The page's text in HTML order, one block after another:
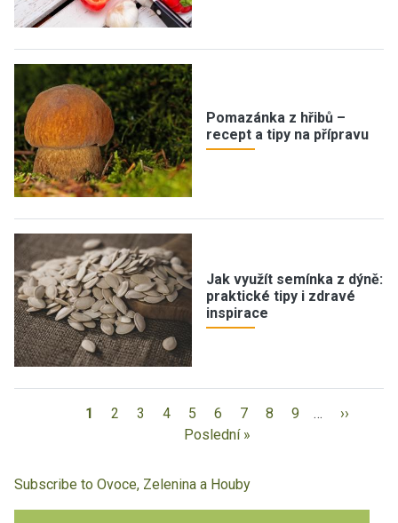
Pomazánka z hřibů –
recept a tipy na přípravu
Jak využít semínka z dýně:
praktické tipy i zdravé
inspirace
1 2 3 4 5 6 7 8 9 …
››
Poslední »
Subscribe to Ovoce, Zelenina a Houby